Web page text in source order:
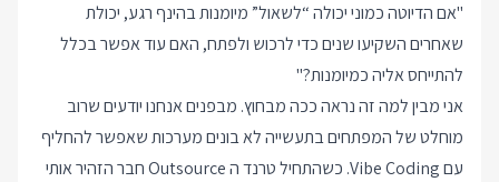
"אם הדיוטה כמוני יכולה “לשאול” מיומנות בהינף רגע, יכולת
שאחרים השקיעו שנים כדי לרכוש ולפתח, האם עוד אפשר בכלל
להתייחס אליה כמיומנות?"
אני מבין למה זה נראה ככה מבחוץ. מבפנים אנחנו יודעים שרוב
מוחלט של המפתחים בתעשייה לא בונים מערכות שאפשר להחליף
עם Vibe Coding. כשהתחיל טרנד ה Outsource חבר הזהיר אותי